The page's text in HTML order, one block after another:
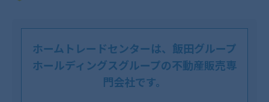
ホームトレードセンターは、飯田グループ
ホールディングスグループの不動産販売専
門会社です。